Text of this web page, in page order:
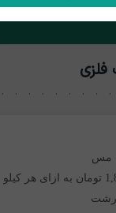
مس
کیلو
رشت